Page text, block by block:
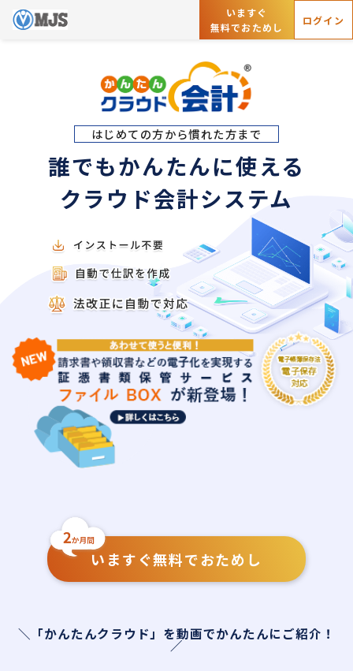
いますぐ
無料でおためし
ログイン
はじめての方から慣れた方まで
誰でもかんたんに使える
クラウド会計システム
いますぐ無料でおためし
＼「かんたんクラウド」を動画でかんたんにご紹介！
／